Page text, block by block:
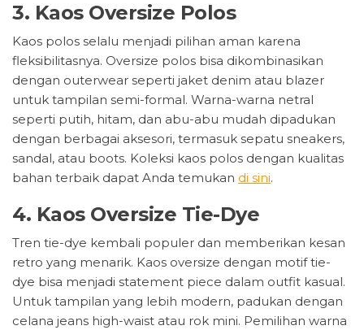
3. Kaos Oversize Polos
Kaos polos selalu menjadi pilihan aman karena
fleksibilitasnya. Oversize polos bisa dikombinasikan
dengan outerwear seperti jaket denim atau blazer
untuk tampilan semi-formal. Warna-warna netral
seperti putih, hitam, dan abu-abu mudah dipadukan
dengan berbagai aksesori, termasuk sepatu sneakers,
sandal, atau boots. Koleksi kaos polos dengan kualitas
bahan terbaik dapat Anda temukan di sini.
4. Kaos Oversize Tie-Dye
Tren tie-dye kembali populer dan memberikan kesan
retro yang menarik. Kaos oversize dengan motif tie-
dye bisa menjadi statement piece dalam outfit kasual.
Untuk tampilan yang lebih modern, padukan dengan
celana jeans high-waist atau rok mini. Pemilihan warna